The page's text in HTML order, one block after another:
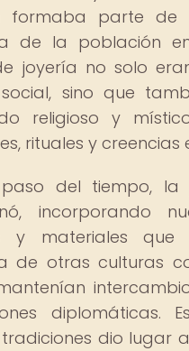
formaba parte de
de la población
joyería no solo
sino que
religioso y
rituales y creencias
del tiempo, la
incorporando
y materiales que
de otras culturas
diplomáticas.
dio lugar